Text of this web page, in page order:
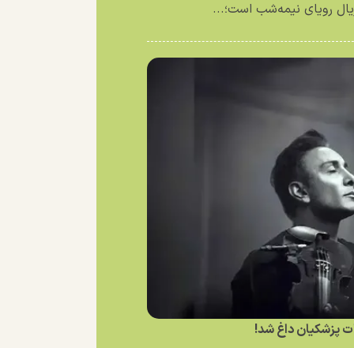
رویای نیمه‌شب است؛...
پزشکیان داغ شد!